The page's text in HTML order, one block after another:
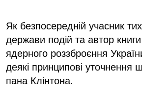
Як безпосередній учасник
держави подій та автор книги
ядерного роззброєння
деякі принципові уточнення
пана Клінтона.